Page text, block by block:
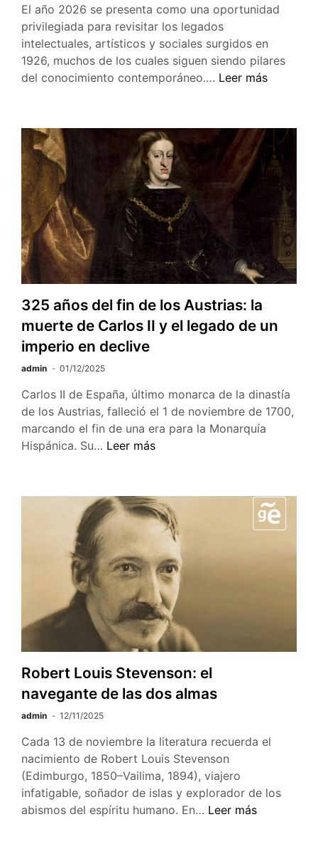
El año 2026 se presenta como una oportunidad
privilegiada para revisitar los legados
intelectuales, artísticos y sociales surgidos en
1926, muchos de los cuales siguen siendo pilares
del conocimiento contemporáneo.… Efemérides
2026
Leer más
325 años del fin de los Austrias: la
muerte de Carlos II y el legado de un
imperio en declive
admin 01/12/2025
Carlos II de España, último monarca de la dinastía
de los Austrias, falleció el 1 de noviembre de 1700,
marcando el fin de una era para la Monarquía
Hispánica. Su… 325
fin
de
los
Austrias:
la
muerte
Carlos
II
y
el
legado
de
imperio
en
declive
Leer más
Robert Louis Stevenson: el
navegante de las dos almas
admin 12/11/2025
Cada 13 de noviembre la literatura recuerda el
nacimiento de Robert Louis Stevenson
(Edimburgo, 1850–Vailima, 1894), viajero
infatigable, soñador de islas y explorador de los
abismos del espíritu humano. En… Robert Louis
Leer más